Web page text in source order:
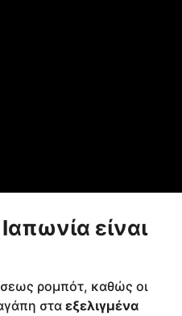
είναι
ρομπότ, καθώς οι
στα εξελιγμένα